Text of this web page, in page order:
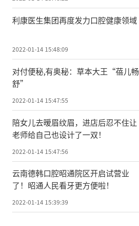
利康医生集团再度发力口腔健康领域
2022-01-14 15:48:09
对付便秘,有奥秘：草本大王“蓓儿畅
舒”
2022-01-14 15:47:55
陪女儿去暧眉纹眉，进店后忍不住让
老师给自己也设计了一双！
2022-01-14 15:47:56
云南德韩口腔昭通院区开启试营业
了！昭通人民看牙更方便啦！
2022-01-14 15:39:39